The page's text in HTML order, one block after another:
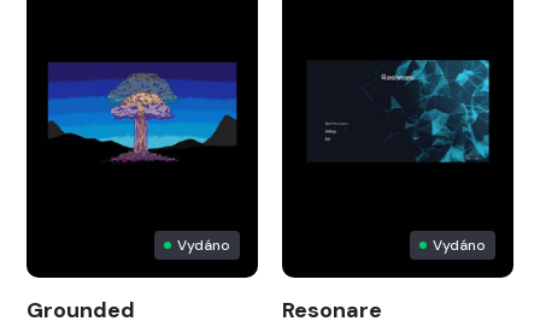
Vydáno
Grounded
Vydáno
Resonare